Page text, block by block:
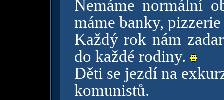
Nemáme normální
máme banky,
Každý rok nám
do každé rodiny.
Děti se jezdí na
komunistů.